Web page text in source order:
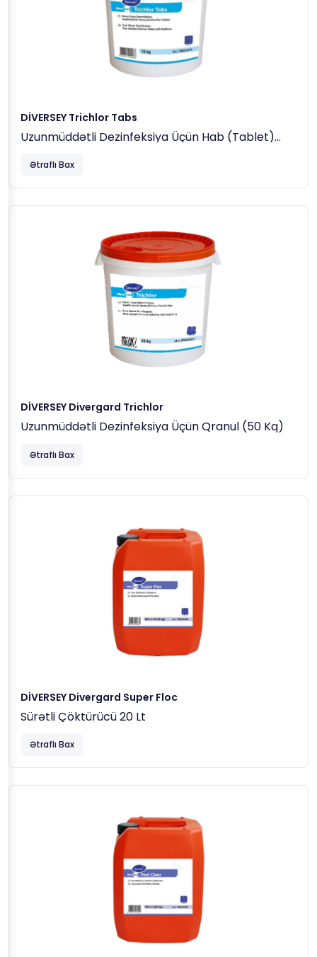
DİVERSEY Trichlor Tabs
Uzunmüddətli Dezinfeksiya Üçün Hab (tablet)
Ətraflı Bax
DİVERSEY Divergard Trichlor
Uzunmüddətli Dezinfeksiya Üçün Qranul (50 Kq)
Ətraflı Bax
DİVERSEY Divergard Super Floc
Sürətli Çöktürücü 20 Lt
Ətraflı Bax